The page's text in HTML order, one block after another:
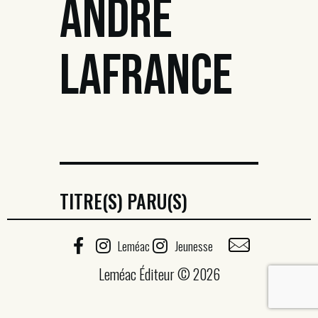
ANDRÉ
LAFRANCE
TITRE(S) PARU(S)
Leméac Jeunesse
Leméac Éditeur © 2026